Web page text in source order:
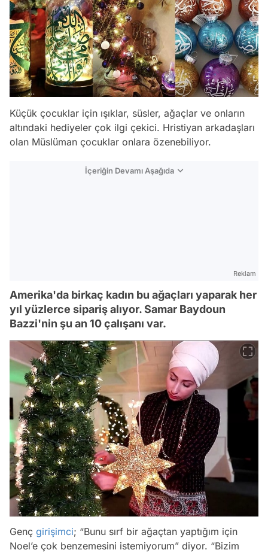
Küçük çocuklar için ışıklar, süsler, ağaçlar ve onların
altındaki hediyeler çok ilgi çekici. Hristiyan arkadaşları
olan Müslüman çocuklar onlara özenebiliyor.
İçeriğin Devamı Aşağıda
Reklam
Amerika'da birkaç kadın bu ağaçları yaparak her
yıl yüzlerce sipariş alıyor. Samar Baydoun
Bazzi'nin şu an 10 çalışanı var.
Genç girişimci; “Bunu sırf bir ağaçtan yaptığım için
Noel’e çok benzemesini istemiyorum” diyor. “Bizim